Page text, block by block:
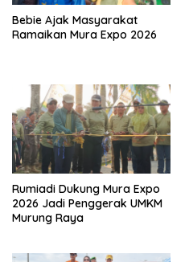
Bebie Ajak Masyarakat
Ramaikan Mura Expo 2026
Rumiadi Dukung Mura Expo
2026 Jadi Penggerak UMKM
Murung Raya